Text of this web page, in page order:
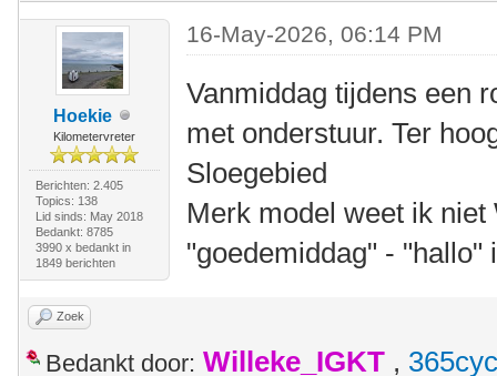
Hoekie
Kilometervreter
Berichten: 2.405
Topics: 138
Lid sinds: May 2018
Bedankt: 8785
3990 x bedankt in
1849 berichten
16-May-2026, 06:14 PM
Vanmiddag tijdens een
met onderstuur. Ter
Sloegebied
Merk model weet ik niet
"goedemiddag" - "hallo"
Zoek
Bedankt door: Willeke_IGKT ,